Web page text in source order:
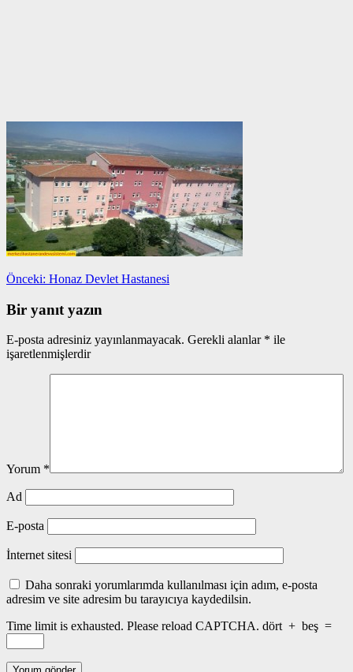
Yazı
gezinmesi
Önceki: Önceki
Honaz Devlet Hastanesi
Bir yanıt yazın
E-posta adresiniz yayınlanmayacak. Gerekli alanlar * ile
işaretlenmişlerdir
Yorum *
Ad
E-posta
İnternet sitesi
Daha sonraki yorumlarımda kullanılması için adım, e-posta
adresim ve site adresim bu tarayıcıya kaydedilsin.
Time limit is exhausted. Please reload CAPTCHA. dört + beş =